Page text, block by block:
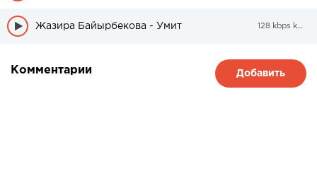
Жазира Байырбекова - Умит 128 kbps kbps
Комментарии Добавить